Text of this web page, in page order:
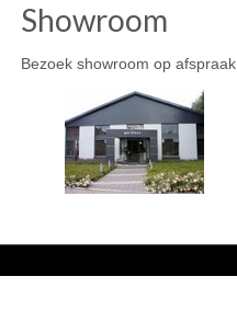
Showroom
Bezoek showroom op afspraak.